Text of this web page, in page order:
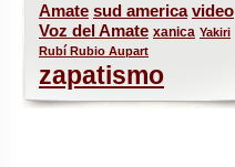
Amate sud america video
Voz del Amate xanica Yakiri
Rubí Rubio Aupart
zapatismo